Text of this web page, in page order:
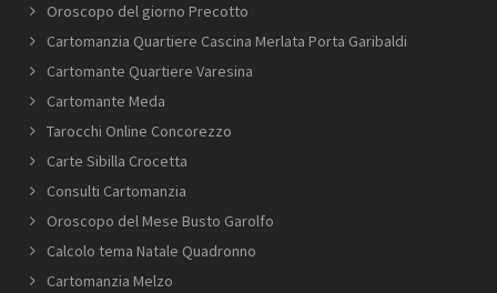
Oroscopo del giorno Precotto
Cartomanzia Quartiere Cascina Merlata Porta Garibaldi
Cartomante Quartiere Varesina
Cartomante Meda
Tarocchi Online Concorezzo
Carte Sibilla Crocetta
Consulti Cartomanzia
Oroscopo del Mese Busto Garolfo
Calcolo tema Natale Quadronno
Cartomanzia Melzo